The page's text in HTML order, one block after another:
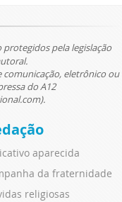
pela legislação
eletrônico ou
do A12
aparecida
da fraternidade
religiosas